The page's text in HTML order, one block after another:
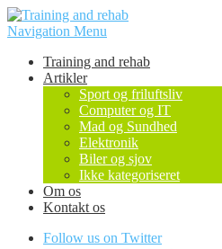
Navigation Menu
Training and rehab
Artikler
Sport og friluftsliv
Computer og IT
Mad og Sundhed
Elektronik
Biler og sjov
Ikke kategoriseret
Om os
Kontakt os
Follow us on Twitter